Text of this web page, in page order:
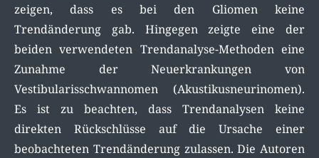
zeigen, dass es bei den Gliomen keine
Trendänderung gab. Hingegen zeigte eine der
beiden verwendeten Trendanalyse-Methoden eine
Zunahme der Neuerkrankungen von
Vestibularisschwannomen (Akustikusneurinomen).
Es ist zu beachten, dass Trendanalysen keine
direkten Rückschlüsse auf die Ursache einer
beobachteten Trendänderung zulassen. Die Autoren